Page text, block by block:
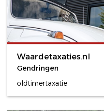
Waardetaxaties.nl
Gendringen
oldtimertaxatie